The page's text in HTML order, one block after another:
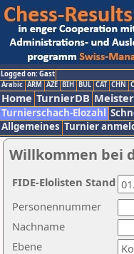
Logged on: Gast
Arabic ARM AZE BIH BUL CAT CHN
Home TurnierDB
Turnierschach-Elozahl
Allgemeines Turnier
Willkommen bei
Nachname
Ebene
Personennummer
FIDE-Elolisten Stand